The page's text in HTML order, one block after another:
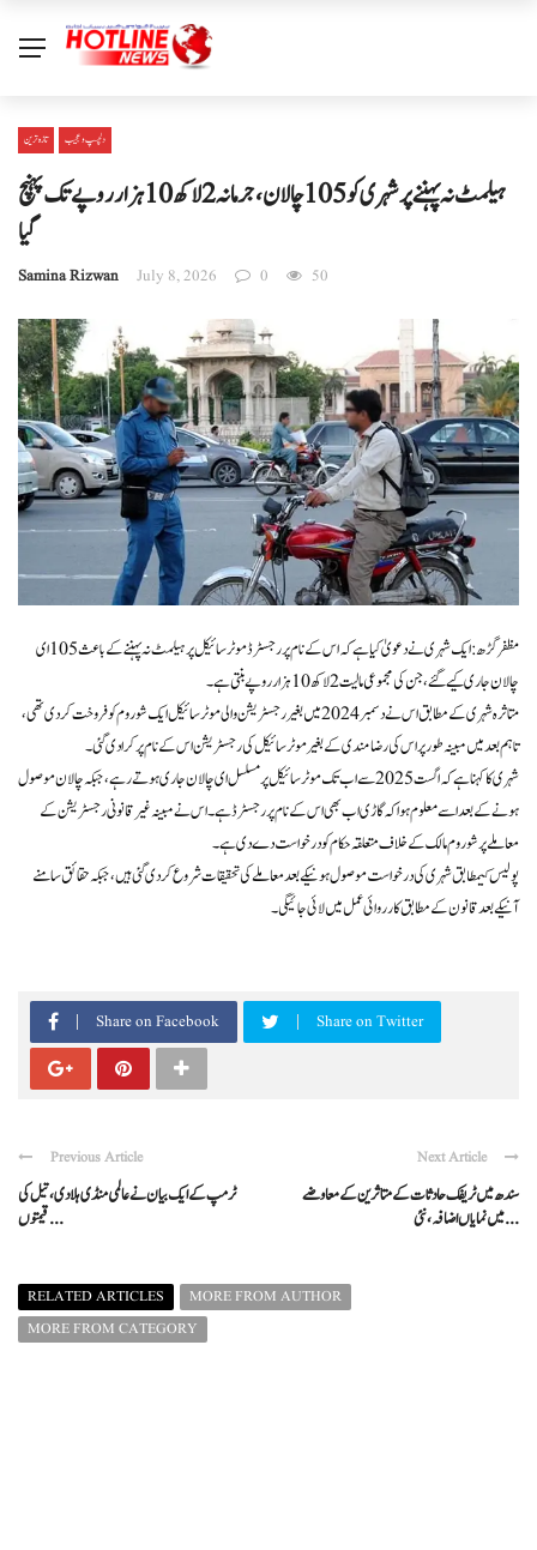
تازہ ترین دلچسپ و عجیب
ہیلمٹ نہ پہننے پر شہری کو 105 چالان، جرمانہ 2 لاکھ 10 ہزار روپے تک پہنچ
گیا
Samina Rizwan July 8, 2026 0 50
مظفرگڑھ: ایک شہری نے دعویٰ کیا ہے کہ اس کے نام پر رجسٹرڈ موٹرسائیکل پر ہیلمٹ نہ پہننے کے باعث 105 ای
چالان جاری کیے گئے، جن کی مجموعی مالیت 2 لاکھ 10 ہزار روپے بنتی ہے۔
متاثرہ شہری کے مطابق اس نے دسمبر 2024 میں بغیر رجسٹریشن والی موٹرسائیکل ایک شو روم کو فروخت کر دی تھی،
تاہم بعد میں مبینہ طور پر اس کی رضامندی کے بغیر موٹرسائیکل کی رجسٹریشن اس کے نام پر کرا دی گئی۔
شہری کا کہنا ہے کہ اگست 2025 سے اب تک موٹرسائیکل پر مسلسل ای چالان جاری ہوتے رہے، جبکہ چالان موصول
ہونے کے بعد اسے معلوم ہوا کہ گاڑی اب بھی اس کے نام پر رجسٹرڈ ہے۔ اس نے مبینہ غیرقانونی رجسٹریشن کے
معاملے پر شو روم مالک کے خلاف متعلقہ حکام کو درخواست دے دی ہے۔
پولیس کیمطابق شہری کی درخواست موصول ہونیکے بعد معاملے کی تحقیقات شروع کر دی گئی ہیں، جبکہ حقائق سامنے
آنیکے بعد قانون کے مطابق کارروائی عمل میں لائی جائیگی۔
Share on Facebook Share on Twitter
Previous Article
ٹرمپ کے ایک بیان نے عالمی منڈی ہلا دی، تیل کی
قیمتوں ...
Next Article
سندھ میں ٹریفک حادثات کے متاثرین کے معاوضے
میں نمایاں اضافہ، نئی ...
RELATED ARTICLES
MORE FROM AUTHOR
MORE FROM CATEGORY